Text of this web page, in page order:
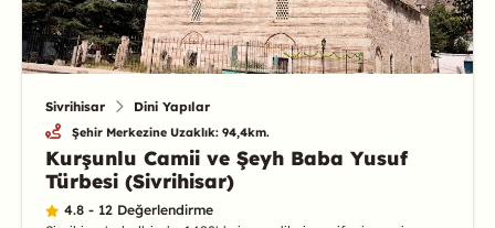
Sivrihisar Dini Yapılar
Şehir Merkezine Uzaklık: 94,4km.
Kurşunlu Camii ve Şeyh Baba Yusuf
Türbesi (Sivrihisar)
4.8 - 12 Değerlendirme